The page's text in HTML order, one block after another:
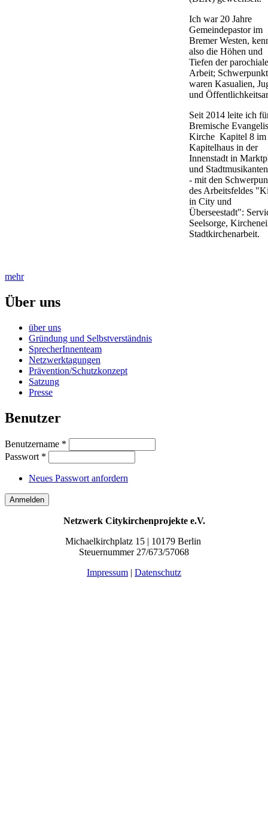
Ich war 20 Jahre
Gemeindepastor im
Bremer Westen,
also die Höhen und
Tiefen der
Arbeit;
waren Kasualien,
und
Seit 2014 leite ich
Bremische
Kirche Kapitel 8 im
Kapitelhaus in der
Innenstadt in
und
- mit den
des Arbeitsfeldes
in City und
Überseestadt":
Seelsorge,
Stadtkirchenarbeit.
mehr
Über uns
über uns
Gründung und Selbstverständnis
SprecherInnenteam
Netzwerktagungen
Prävention/Schutzkonzept
Satzung
Presse
Benutzer
Benutzername *
Passwort *
Neues Passwort anfordern
Netzwerk Citykirchenprojekte e.V.
Michaelkirchplatz 15 | 10179 Berlin
Steuernummer 27/673/57068
Impressum | Datenschutz